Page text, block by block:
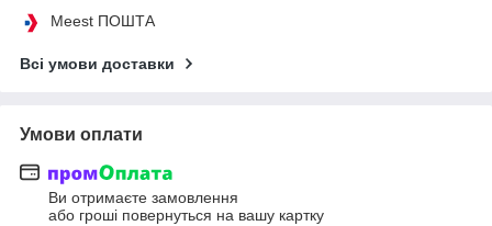
Meest ПОШТА
Всі умови доставки
Умови оплати
Ви отримаєте замовлення
або гроші повернуться на вашу картку